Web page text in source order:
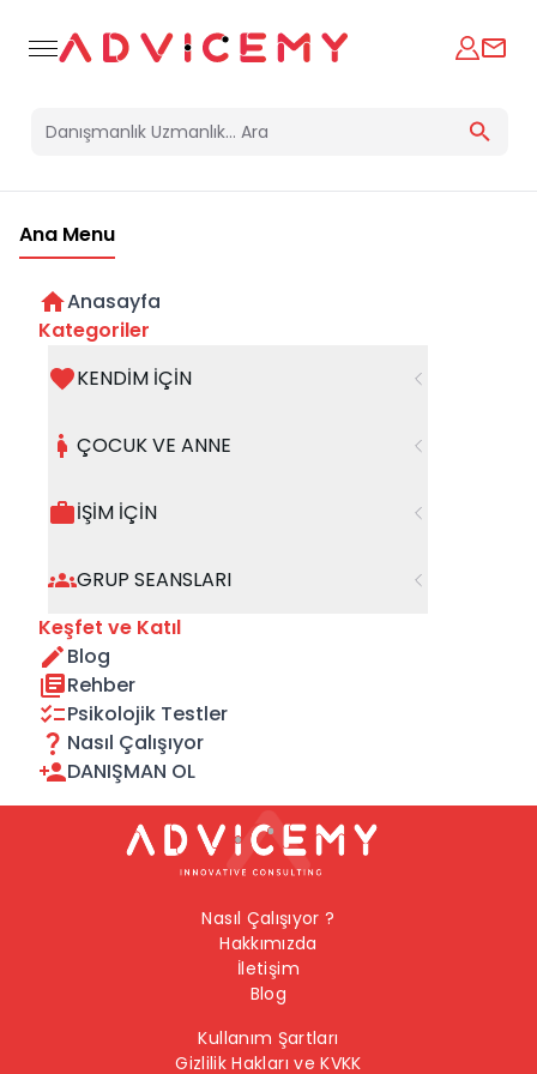
Ana Menu
Anasayfa
Kategoriler
KENDİM İÇİN
ÇOCUK VE ANNE
İŞİM İÇİN
GRUP SEANSLARI
Keşfet ve Katıl
Blog
Rehber
Psikolojik Testler
Nasıl Çalışıyor
DANIŞMAN OL
halinde whatsapp hattımızdan iletişime
Nasıl Çalışıyor ?
Hakkımızda
İletişim
Blog
Kullanım Şartları
Gizlilik Hakları ve KVKK